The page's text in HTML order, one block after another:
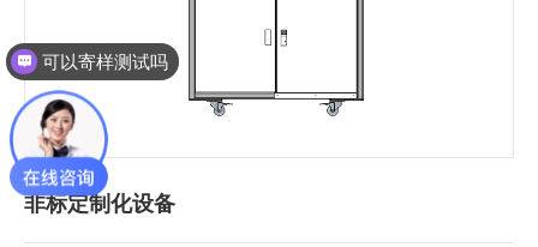
非标定制化设备
可以寄样测试吗